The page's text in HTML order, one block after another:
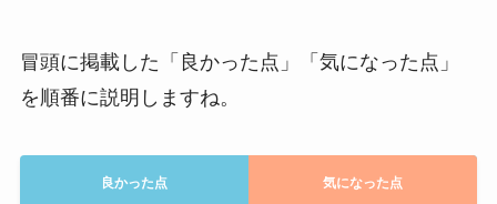
冒頭に掲載した「良かった点」「気になった点」
を順番に説明しますね。
良かった点 気になった点